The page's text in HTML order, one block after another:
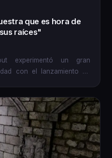
que es hora de
raíces"
experimentó un gran
con el lanzamiento de